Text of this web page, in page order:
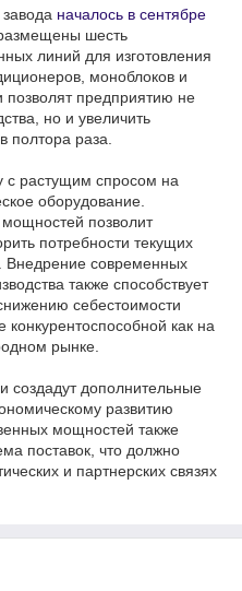
началось в сентябре
шесть
линий для изготовления
моноблоков и
предприятию не
но и увеличить
полтора раза.
с растущим спросом на
оборудование.
позволит
потребности текущих
Внедрение современных
также способствует
себестоимости
как на
рынке.
создадут дополнительные
развитию
мощностей также
поставок, что должно
и партнерских связях